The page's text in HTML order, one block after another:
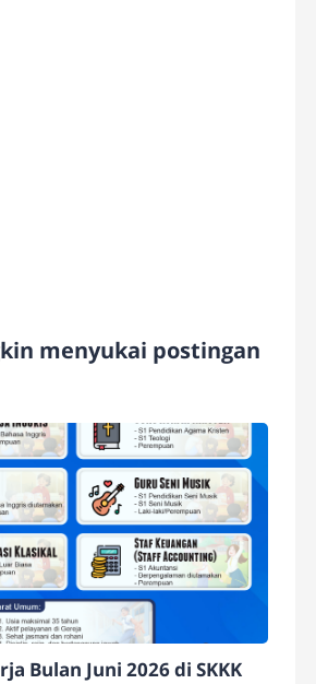
menyukai postingan
Bulan Juni 2026 di SKKK